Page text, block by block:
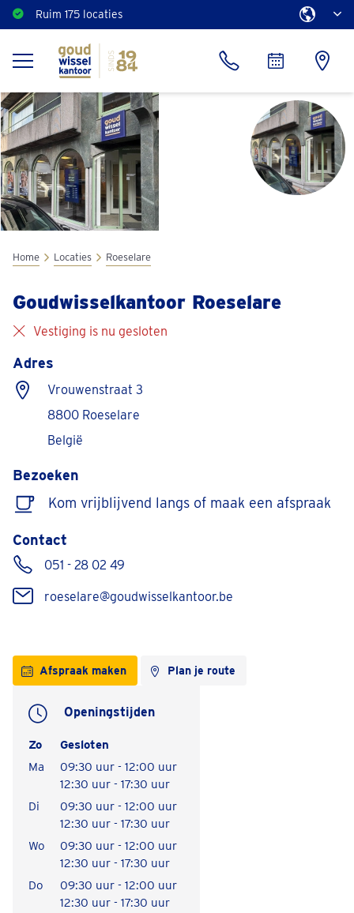
Ruim 175 locaties
Home Locaties Roeselare
Goudwisselkantoor Roeselare
Vestiging is nu gesloten
Adres
Vrouwenstraat 3
8800 Roeselare
België
Bezoeken
Kom vrijblijvend langs of maak een afspraak
Contact
051 - 28 02 49
roeselare@goudwisselkantoor.be
Afspraak maken Plan je route
Openingstijden
Zo
Gesloten
Ma
09:30 uur - 12:00 uur
12:30 uur - 17:30 uur
Di
09:30 uur - 12:00 uur
12:30 uur - 17:30 uur
Wo
09:30 uur - 12:00 uur
12:30 uur - 17:30 uur
Do
09:30 uur - 12:00 uur
12:30 uur - 17:30 uur